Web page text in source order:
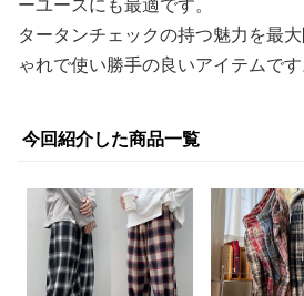
タータンチェックの持つ魅力を最
ゃれで使い勝手の良いアイテムです
今回紹介した商品一覧